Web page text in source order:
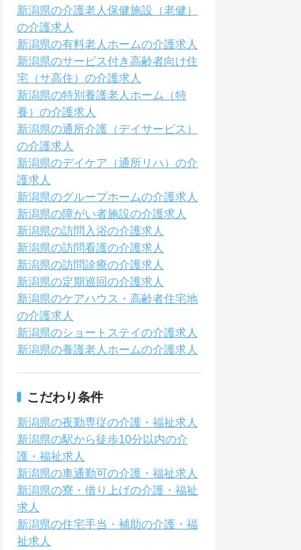
新潟県の介護老人保健施設（老健）
の介護求人
新潟県の有料老人ホームの介護求人
新潟県のサービス付き高齢者向け住
宅（サ高住）の介護求人
新潟県の特別養護老人ホーム（特
養）の介護求人
新潟県の通所介護（デイサービス）
の介護求人
新潟県のデイケア（通所リハ）の介
護求人
新潟県のグループホームの介護求人
新潟県の障がい者施設の介護求人
新潟県の訪問入浴の介護求人
新潟県の訪問看護の介護求人
新潟県の訪問診療の介護求人
新潟県の定期巡回の介護求人
新潟県のケアハウス・高齢者住宅地
の介護求人
新潟県のショートステイの介護求人
新潟県の養護老人ホームの介護求人
こだわり条件
新潟県の夜勤専従の介護・福祉求人
新潟県の駅から徒歩10分以内の介
護・福祉求人
新潟県の車通勤可の介護・福祉求人
新潟県の寮・借り上げの介護・福祉
求人
新潟県の住宅手当・補助の介護・福
祉求人